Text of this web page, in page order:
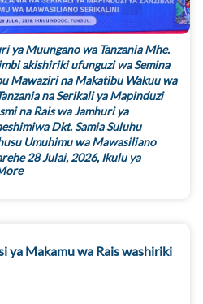
ya Muungano wa Tanzania Mhe.
akishiriki ufunguzi wa Semina
Mawaziri na Makatibu Wakuu wa
na Serikali ya Mapinduzi
na Rais wa Jamhuri ya
Dkt. Samia Suluhu
Umuhimu wa Mawasiliano
28 Julai, 2026, Ikulu ya
ya Makamu wa Rais washiriki